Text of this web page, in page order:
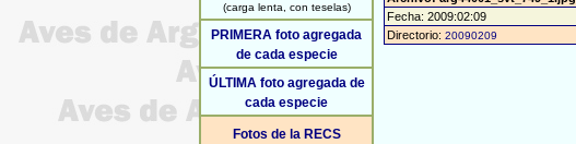
(carga lenta, con teselas)
PRIMERA foto agregada
de cada especie
ÚLTIMA foto agregada de
cada especie
Fotos de la RECS
Fecha: 2009:02:09
Directorio: 20090209